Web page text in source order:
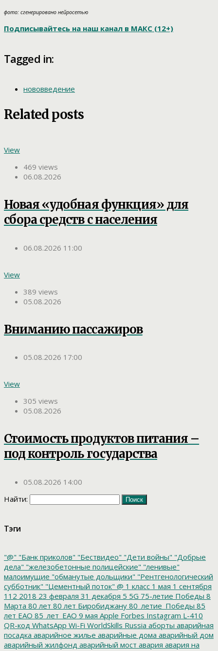
фото: сгенерировано нейросетью
Подписывайтесь на наш канал в МАКС (12+)
Tagged in:
нововведение
Related posts
View
469 views
06.08.2026
Новая «удобная функция» для
сбора средств с населения
06.08.2026 11:00
View
389 views
05.08.2026
Вниманию пассажиров
05.08.2026 17:00
View
305 views
05.08.2026
Стоимость продуктов питания –
под контроль государства
05.08.2026 14:00
Найти:
Тэги
"@" "Банк приколов" "Бествидео" "Дети войны" "Добрые
дела" "железобетонные полицейские" "ленивые"
малоимущие "обманутые дольщики" "Рентгенологический
субботник" "Цементный поток" @ 1 класс 1 мая 1 сентября
112 2018 23 февраля 31 декабря 5 5G 75-летие Победы 8
Марта 80 лет 80 лет Биробиджану 80_летие_Победы 85
лет ЕАО 85_лет_ЕАО 9 мая Apple Forbes Instagram L-410
QR-код WhatsApp Wi-Fi WorldSkills Russia аборты аварийная
посадка аварийное жилье аварийные дома аварийный дом
аварийный жилфонд аварийный мост авария авария на